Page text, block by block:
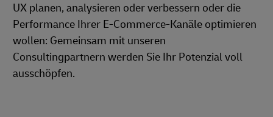
UX planen, analysieren oder verbessern oder die
Performance Ihrer E-Commerce-Kanäle optimieren
wollen: Gemeinsam mit unseren
Consultingpartnern werden Sie Ihr Potenzial voll
ausschöpfen.